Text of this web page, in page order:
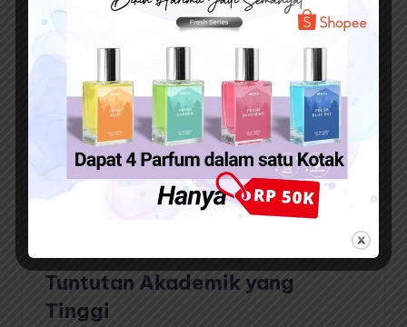
FKG terbaik biasanya memiliki biaya pendidikan yang
lebih mahal dibandingkan dengan FKG lainnya. Biaya ini
meliputi biaya kuliah, biaya praktikum, biaya buku dan
materi pembelajaran, serta biaya hidup selama masa
Persaingan Ketat
Untuk masuk ke FKG terbaik, calon mahasiswa harus
bersaing dengan ribuan pendaftar lainnya. Proses
Tuntutan Akademik yang
Tinggi